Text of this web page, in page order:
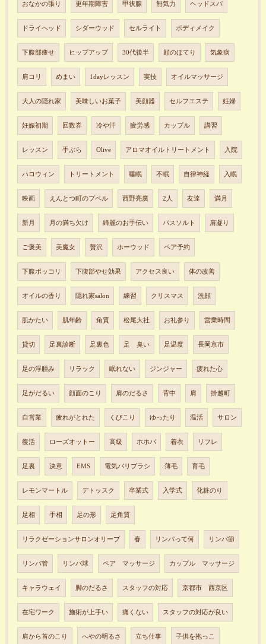
おなかの張り 更年期障害 甲状腺 無気力 ヘッドスパ
ドライヘッド シダーウッド セルライト ボディメイク
下腹部痩せ ヒップアップ 30代後半 顔のほてり 気象病
肩コリ めまい 1dayレッスン 実技 オイルマッサージ
大人の隠れ家 美味しいお菓子 美顔器 セルフエステ 妊婦
妊娠初期 回数券 冷や汗 疲労感 カップル 講習
レッスン 手ぶら Olive アロマオイルトリートメント 入院
ハロウィン トリートメント 睡眠 不眠 自律神経 入眠
映画 えんとつ町のプペル 西野亮廣 2人 友達 満月
新月 月の満ち欠け 綺麗のお手伝い バスソルト 肩凝り
ご褒美 美魔女 贅沢 ホーウッド ペア予約
下腹ポッコリ 下腹部やせ効果 アクセス良い 体の改善
オイルの香り 隠れ家salon 練習 クリスマス 洗顔
肌かたい 肌年齢 角質 松尾大社 お礼参り 営業時間
貸切 足裏診断 足裏色 足 臭い 足温度 長岡京市
足の浮腫み リラック 眠れない ジンジャー 疲れた心
足がだるい 顔面のこり 肩のだるさ 背中 肩 掛越町
自営業 疲れがとれた くびこり ゆったり 温活 サロン
復活 ローズオットー 高級 ホホバ 着衣 リフレ
足裏 決意 EMS 電気バリブラシ 薄毛 育毛
レモンマートル デトッスク 卒業式 入学式 化粧のり
足相 手相 足の形 足角質
リラクゼーションサロンオリーブ 春 リンパって何 リンパ節
リンパ管 リンパ球 ペア マッサージ カップル マッサージ
キャラウェイ 脚のだるさ スタッフの対応 京都市 西京区
在宅ワーク 施術が上手い 痛くない スタッフの対応が良い
肩から首のこり へやの明るさ 立ち仕事 子供を抱っこ